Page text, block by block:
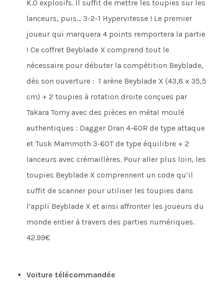
K.O explosifs. Il suffit de mettre les toupies sur les
lanceurs, puis… 3-2-1 Hypervitesse ! Le premier
joueur qui marquera 4 points remportera la partie
! Ce coffret Beyblade X comprend tout le
nécessaire pour débuter la compétition Beyblade,
dès son ouverture : 1 arène Beyblade X (43,8 x 35,5
cm) + 2 toupies à rotation droite conçues par
Takara Tomy avec des pièces en métal moulé
authentiques : Dagger Dran 4-60R de type attaque
et Tusk Mammoth 3-60T de type équilibre + 2
lanceurs avec crémaillères. Pour aller plus loin, les
toupies Beyblade X comprennent un code qu’il
suffit de scanner pour utiliser les toupies dans
l’appli Beyblade X et ainsi affronter les joueurs du
monde entier à travers des parties numériques.
42.99€
Voiture télécommandée